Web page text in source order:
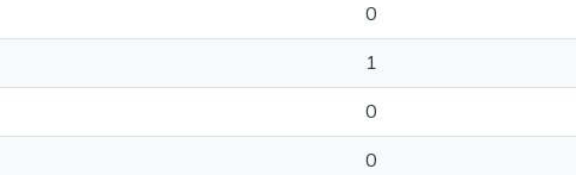
0
1
0
0